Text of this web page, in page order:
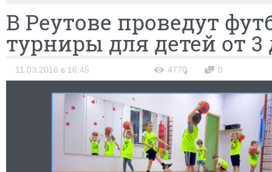
В Реутове проведут
турниры для детей от 3
11.03.2016 в 16:45 4770 0